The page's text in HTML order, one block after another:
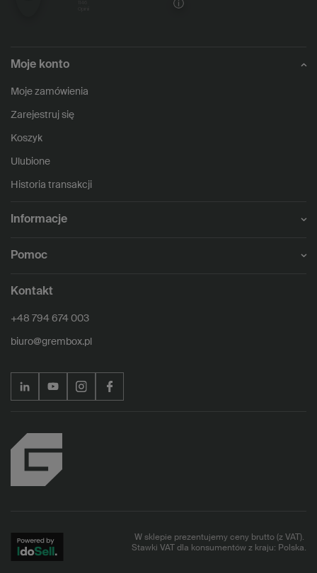
Moje konto
Moje zamówienia
Zarejestruj się
Koszyk
Ulubione
Historia transakcji
Informacje
Pomoc
Kontakt
+48 794 674 003
biuro@grembox.pl
W sklepie prezentujemy ceny brutto (z VAT).
Stawki VAT dla konsumentów z kraju: Polska.